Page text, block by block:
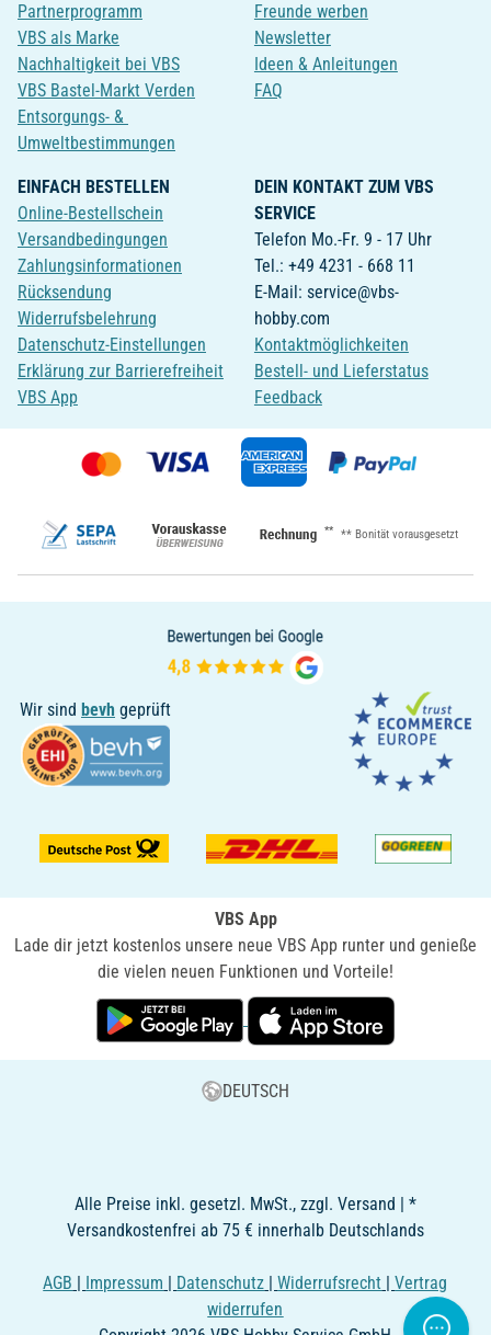
Partnerprogramm
VBS als Marke
Nachhaltigkeit bei VBS
VBS Bastel-Markt Verden
Entsorgungs- &
Umweltbestimmungen
Freunde werben
Newsletter
Ideen & Anleitungen
FAQ
EINFACH BESTELLEN
Online-Bestellschein
Versandbedingungen
Zahlungsinformationen
Rücksendung
Widerrufsbelehrung
Datenschutz-Einstellungen
Erklärung zur Barrierefreiheit
VBS App
DEIN KONTAKT ZUM VBS
SERVICE
Telefon Mo.-Fr. 9 - 17 Uhr
Tel.: +49 4231 - 668 11
E-Mail: service@vbs-
hobby.com
Kontaktmöglichkeiten
Bestell- und Lieferstatus
Feedback
** ** Bonität vorausgesetzt
Wir sind bevh geprüft
VBS App
Lade dir jetzt kostenlos unsere neue VBS App runter und genieße
die vielen neuen Funktionen und Vorteile!
DEUTSCH
Alle Preise inkl. gesetzl. MwSt., zzgl. Versand | *
Versandkostenfrei ab 75 € innerhalb Deutschlands
AGB | Impressum | Datenschutz |Widerrufsrecht |Vertrag
widerrufen